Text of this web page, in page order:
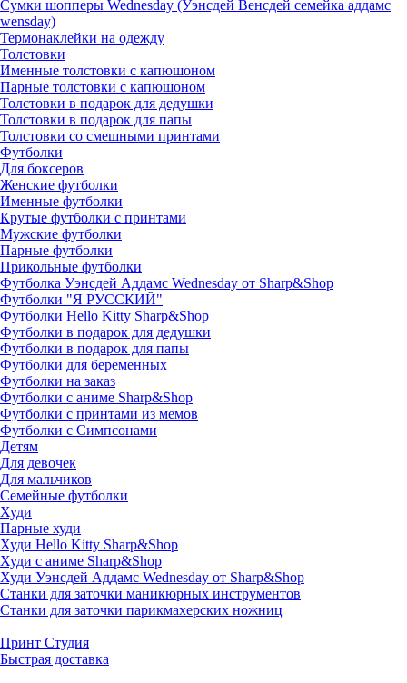
Сумки шопперы Wednesday (Уэнсдей Венсдей семейка аддамс
wensday)
Термонаклейки на одежду
Толстовки
Именные толстовки с капюшоном
Парные толстовки с капюшоном
Толстовки в подарок для дедушки
Толстовки в подарок для папы
Толстовки со смешными принтами
Футболки
Для боксеров
Женские футболки
Именные футболки
Крутые футболки с принтами
Мужские футболки
Парные футболки
Прикольные футболки
Футболка Уэнсдей Аддамс Wednesday от Sharp&Shop
Футболки "Я РУССКИЙ"
Футболки Hello Kitty Sharp&Shop
Футболки в подарок для дедушки
Футболки в подарок для папы
Футболки для беременных
Футболки на заказ
Футболки с аниме Sharp&Shop
Футболки с принтами из мемов
Футболки с Симпсонами
Детям
Для девочек
Для мальчиков
Семейные футболки
Худи
Парные худи
Худи Hello Kitty Sharp&Shop
Худи с аниме Sharp&Shop
Худи Уэнсдей Аддамс Wednesday от Sharp&Shop
Станки для заточки маникюрных инструментов
Станки для заточки парикмахерских ножниц
Принт Студия
Быстрая доставка